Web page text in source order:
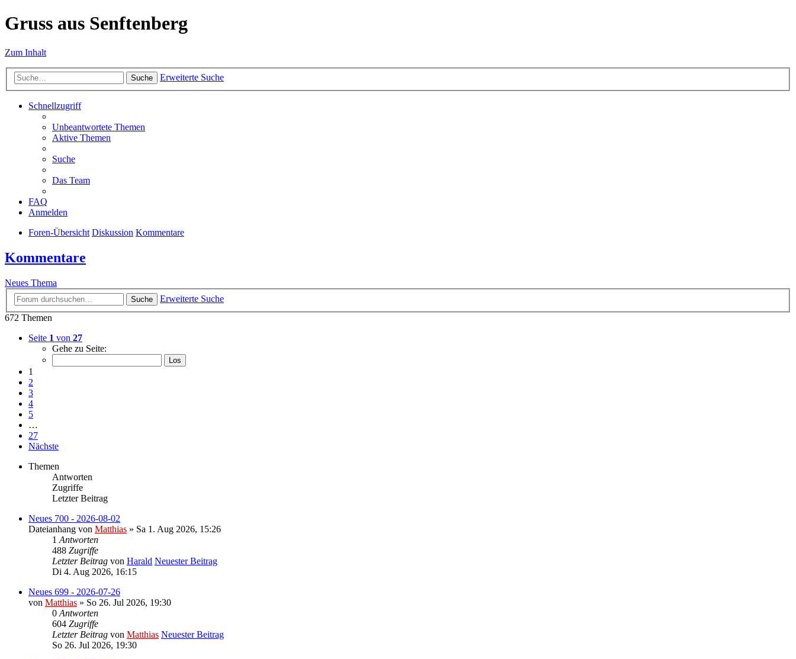
Gruss aus Senftenberg
Zum Inhalt
Suche Erweiterte Suche
Schnellzugriff
Unbeantwortete Themen
Aktive Themen
Suche
Das Team
FAQ
Anmelden
Foren-Übersicht Diskussion Kommentare
Kommentare
Neues Thema
Suche
Erweiterte Suche
672 Themen
Seite 1 von 27
Gehe zu Seite:
1
2
3
4
5
…
27
Nächste
Themen
Antworten
Zugriffe
Letzter Beitrag
Neues 700 - 2026-08-02
Dateianhang von Matthias » Sa 1. Aug 2026, 15:26
1 Antworten
488 Zugriffe
Letzter Beitrag von Harald Neuester Beitrag
Di 4. Aug 2026, 16:15
Neues 699 - 2026-07-26
von Matthias » So 26. Jul 2026, 19:30
0 Antworten
604 Zugriffe
Letzter Beitrag von Matthias Neuester Beitrag
So 26. Jul 2026, 19:30